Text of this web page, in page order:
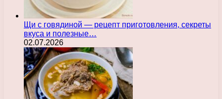
Щи с говядиной — рецепт приготовления, секреты
вкуса и полезные…
02.07.2026